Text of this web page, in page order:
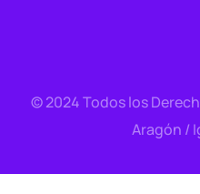
© 2024 Todos los
Aragón /